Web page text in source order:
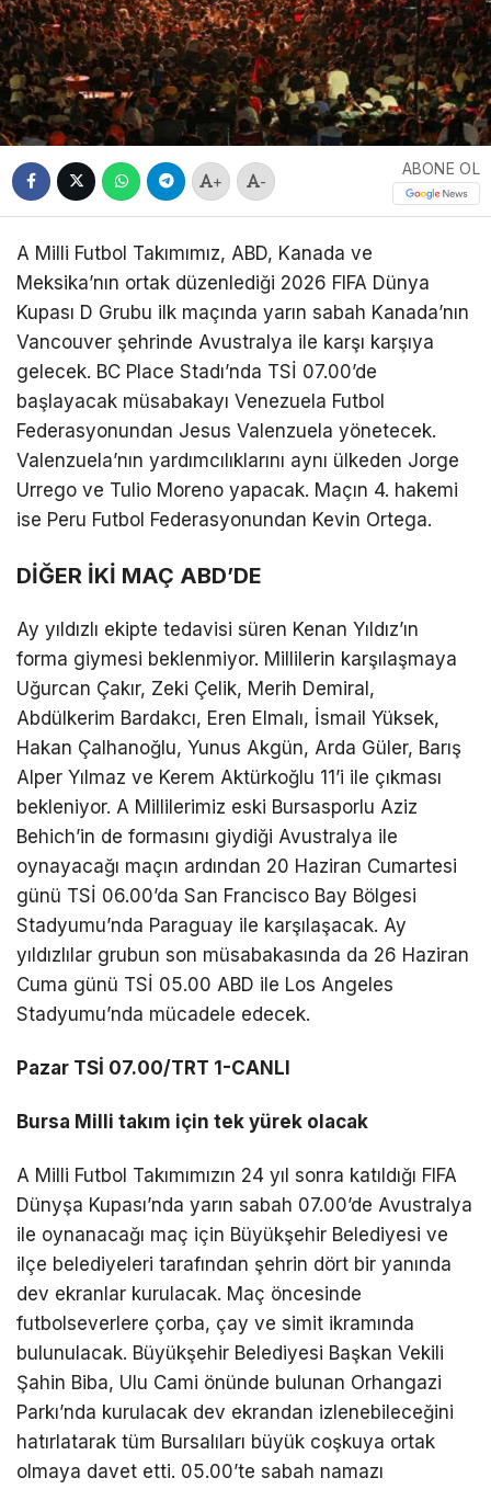
+ -
ABONE OL
A Milli Futbol Takımımız, ABD, Kanada ve
Meksika’nın ortak düzenlediği 2026 FIFA Dünya
Kupası D Grubu ilk maçında yarın sabah Kanada’nın
Vancouver şehrinde Avustralya ile karşı karşıya
gelecek. BC Place Stadı’nda TSİ 07.00’de
başlayacak müsabakayı Venezuela Futbol
Federasyonundan Jesus Valenzuela yönetecek.
Valenzuela’nın yardımcılıklarını aynı ülkeden Jorge
Urrego ve Tulio Moreno yapacak. Maçın 4. hakemi
ise Peru Futbol Federasyonundan Kevin Ortega.
DİĞER İKİ MAÇ ABD’DE
Ay yıldızlı ekipte tedavisi süren Kenan Yıldız’ın
forma giymesi beklenmiyor. Millilerin karşılaşmaya
Uğurcan Çakır, Zeki Çelik, Merih Demiral,
Abdülkerim Bardakcı, Eren Elmalı, İsmail Yüksek,
Hakan Çalhanoğlu, Yunus Akgün, Arda Güler, Barış
Alper Yılmaz ve Kerem Aktürkoğlu 11’i ile çıkması
bekleniyor. A Millilerimiz eski Bursasporlu Aziz
Behich’in de formasını giydiği Avustralya ile
oynayacağı maçın ardından 20 Haziran Cumartesi
günü TSİ 06.00’da San Francisco Bay Bölgesi
Stadyumu’nda Paraguay ile karşılaşacak. Ay
yıldızlılar grubun son müsabakasında da 26 Haziran
Cuma günü TSİ 05.00 ABD ile Los Angeles
Stadyumu’nda mücadele edecek.
Pazar TSİ 07.00/TRT 1-CANLI
Bursa Milli takım için tek yürek olacak
A Milli Futbol Takımımızın 24 yıl sonra katıldığı FIFA
Dünyşa Kupası’nda yarın sabah 07.00’de Avustralya
ile oynanacağı maç için Büyükşehir Belediyesi ve
ilçe belediyeleri tarafından şehrin dört bir yanında
dev ekranlar kurulacak. Maç öncesinde
futbolseverlere çorba, çay ve simit ikramında
bulunulacak. Büyükşehir Belediyesi Başkan Vekili
Şahin Biba, Ulu Cami önünde bulunan Orhangazi
Parkı’nda kurulacak dev ekrandan izlenebileceğini
hatırlatarak tüm Bursalıları büyük coşkuya ortak
olmaya davet etti. 05.00’te sabah namazı